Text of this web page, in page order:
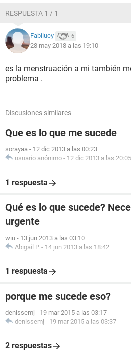
RESPUESTA 1 / 1
Fabilucy 6
28 may 2018 a las 19:10
es la menstruación a mi también
problema .
Discusiones similares
Que es lo que me sucede
sorayaa - 12 dic 2013 a las 00:23
usuario anónimo - 12 dic 2013 a las 20:05
1 respuesta
Qué es lo que sucede?
urgente
wiu - 13 jun 2013 a las 03:10
Abigail P. - 14 jun 2013 a las 18:42
1 respuesta
porque me sucede eso?
denissemj - 19 mar 2015 a las 03:17
denissemj - 19 mar 2015 a las 03:37
2 respuestas